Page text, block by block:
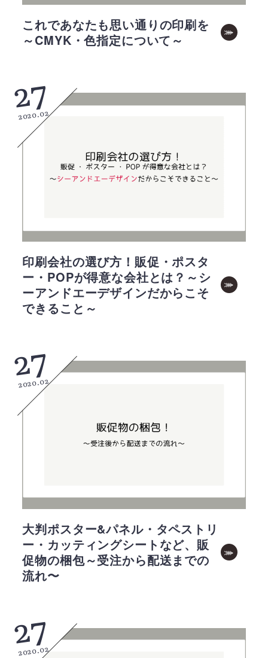
これであなたも思い通りの印刷を
～CMYK・色指定について～
27
2020.02
印刷会社の選び方！販促・ポスタ
ー・POPが得意な会社とは？～シ
ーアンドエーデザインだからこそ
できること～
27
2020.02
大判ポスター&パネル・タペストリ
ー・カッティングシートなど、販
促物の梱包～受注から配送までの
流れ〜
27
2020.02